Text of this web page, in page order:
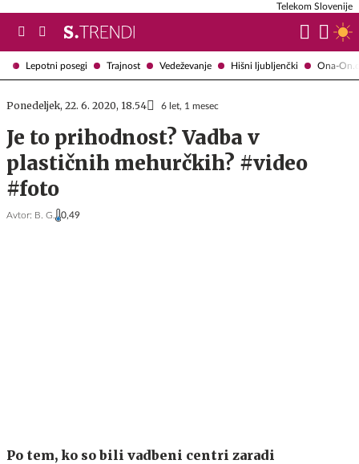
Lepotni posegi Trajnost Vedeževanje Hišni ljubljenčki Ona-
Telekom Slovenije
Ponedeljek, 22. 6. 2020, 18.54 6 let, 1 mesec
Je to prihodnost? Vadba v
plastičnih mehurčkih? #video
#foto
Avtor: B. G. 0,49
Po tem, ko so bili vadbeni centri zaradi